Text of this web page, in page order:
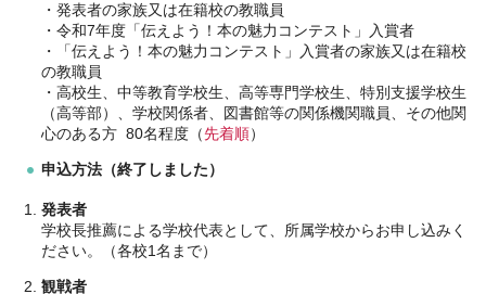
・発表者の家族又は在籍校の教職員
・令和7年度「伝えよう！本の魅力コンテスト」入賞者
・「伝えよう！本の魅力コンテスト」入賞者の家族又は在籍校
の教職員
・高校生、中等教育学校生、高等専門学校生、特別支援学校生
（高等部）、学校関係者、図書館等の関係機関職員、その他関
心のある方 80名程度（先着順）
申込方法（終了しました）
発表者
学校長推薦による学校代表として、所属学校からお申し込みく
ださい。（各校1名まで）
観戦者